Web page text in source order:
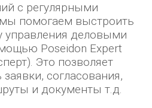
с регулярными
помогаем выстроить
управления деловыми
Poseidon Expert
Это позволяет
согласования,
и документы т.д.